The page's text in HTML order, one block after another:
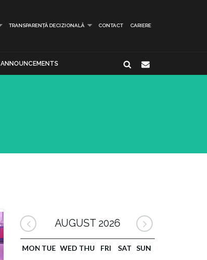
TRANSPARENȚĂ DECIZIONALĂ CONTACT CARIERE
ANNOUNCEMENTS
AUGUST 2026
MON TUE WED THU FRI SAT SUN